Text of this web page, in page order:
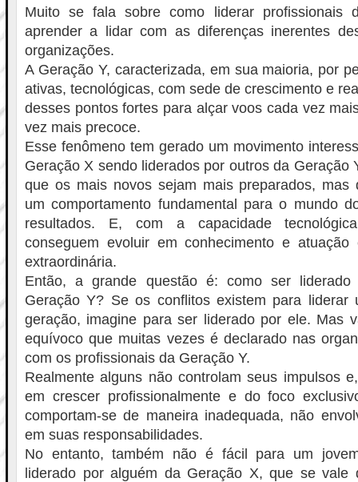
Muito se fala sobre como liderar profissionais
aprender a lidar com as diferenças inerentes
organizações.
A Geração Y, caracterizada, em sua maioria, por
ativas, tecnológicas, com sede de crescimento e
desses pontos fortes para alçar voos cada vez
vez mais precoce.
Esse fenômeno tem gerado um movimento
Geração X sendo liderados por outros da Geração
que os mais novos sejam mais preparados, mas
um comportamento fundamental para o mundo
resultados. E, com a capacidade
conseguem evoluir em conhecimento e atuação
extraordinária.
Então, a grande questão é: como ser
Geração Y? Se os conflitos existem para liderar
geração, imagine para ser liderado por ele. Mas
equívoco que muitas vezes é declarado nas
com os profissionais da Geração Y.
Realmente alguns não controlam seus impulsos
em crescer profissionalmente e do foco
comportam-se de maneira inadequada, não
em suas responsabilidades.
No entanto, também não é fácil para um
liderado por alguém da Geração X, que se vale